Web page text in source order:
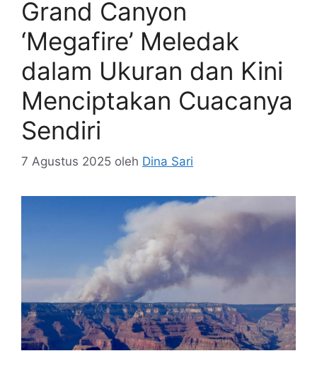
Grand Canyon
‘Megafire’ Meledak
dalam Ukuran dan Kini
Menciptakan Cuacanya
Sendiri
7 Agustus 2025 oleh Dina Sari